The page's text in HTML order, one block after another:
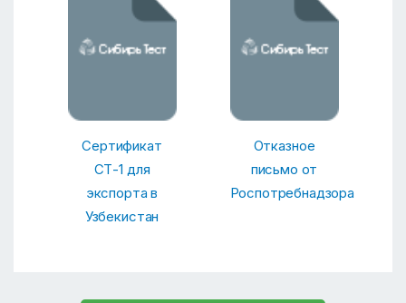
Сертификат
СТ-1 для
экспорта в
Узбекистан
Отказное
письмо от
Роспотребнадзора